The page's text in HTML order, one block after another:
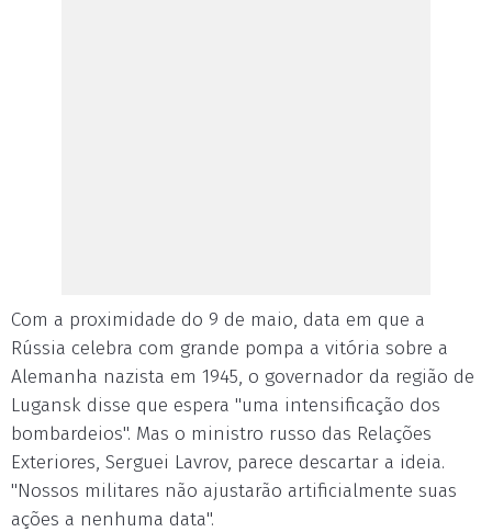
Com a proximidade do 9 de maio, data em que a
Rússia celebra com grande pompa a vitória sobre a
Alemanha nazista em 1945, o governador da região de
Lugansk disse que espera "uma intensificação dos
bombardeios". Mas o ministro russo das Relações
Exteriores, Serguei Lavrov, parece descartar a ideia.
"Nossos militares não ajustarão artificialmente suas
ações a nenhuma data".